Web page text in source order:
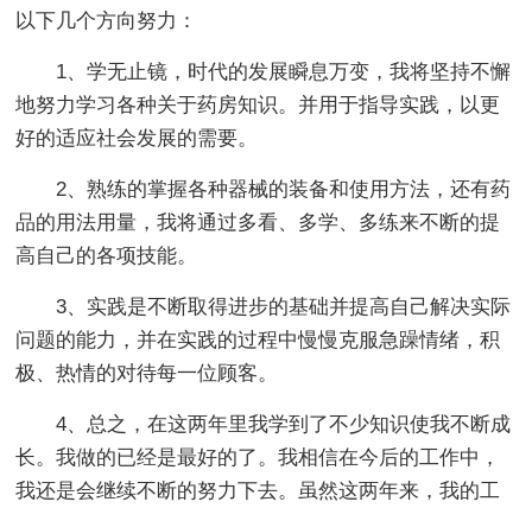
以下几个方向努力：
1、学无止镜，时代的发展瞬息万变，我将坚持不懈
地努力学习各种关于药房知识。并用于指导实践，以更
好的适应社会发展的需要。
2、熟练的掌握各种器械的装备和使用方法，还有药
品的用法用量，我将通过多看、多学、多练来不断的提
高自己的各项技能。
3、实践是不断取得进步的基础并提高自己解决实际
问题的能力，并在实践的过程中慢慢克服急躁情绪，积
极、热情的对待每一位顾客。
4、总之，在这两年里我学到了不少知识使我不断成
长。我做的已经是最好的了。我相信在今后的工作中，
我还是会继续不断的努力下去。虽然这两年来，我的工